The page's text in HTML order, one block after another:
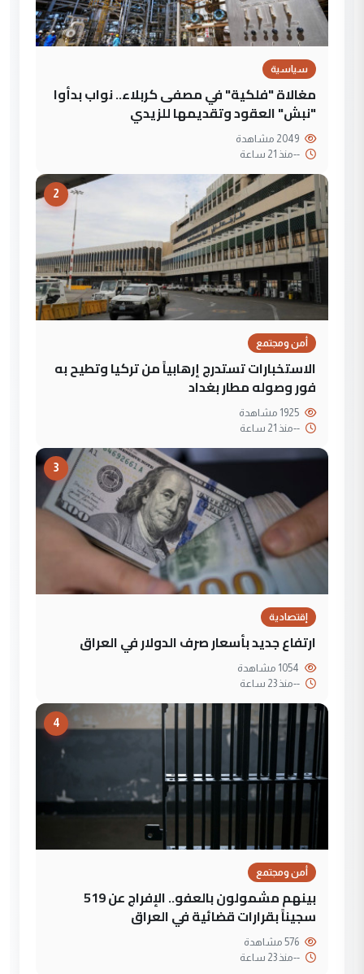
سياسية
مغالاة "فلكية" في مصفى كربلاء.. نواب بدأوا
"نبش" العقود وتقديمها للزيدي
--منذ 21 ساعة
2
أمن ومجتمع
الاستخبارات تستدرج إرهابياً من تركيا وتطيح به
فور وصوله مطار بغداد
--منذ 21 ساعة
3
إقتصادية
ارتفاع جديد بأسعار صرف الدولار في العراق
--منذ 23 ساعة
4
أمن ومجتمع
بينهم مشمولون بالعفو.. الإفراج عن 519
سجيناً بقرارات قضائية في العراق
--منذ 23 ساعة